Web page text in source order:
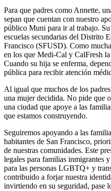
Para que padres como Annette,
sepan que cuentan con nuestro
público Muni para ir al trabajo. Su
escuelas secundarias del Distrito
Francisco (SFUSD). Como
en los que Medi-Cal y CalFresh
Cuando su hija se enferma,
pública para recibir atención
Al igual que muchos de los
una mujer decidida. No pide que
una ciudad que apoye a las
que estamos construyendo.
Seguiremos apoyando a las
habitantes de San Francisco,
de nuestras comunidades. Este
legales para familias inmigrantes
para las personas LGBTQ+ y
contribuido a forjar nuestra
invirtiendo en su seguridad, pase